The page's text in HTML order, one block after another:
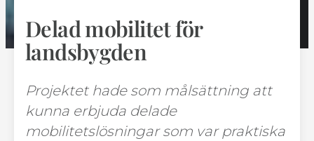
Delad mobilitet för
landsbygden
Projektet hade som målsättning att
kunna erbjuda delade
mobilitetslösningar som var praktiska